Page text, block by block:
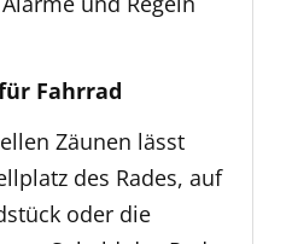
Fahrrad
Zäunen lässt
des Rades, auf
oder die